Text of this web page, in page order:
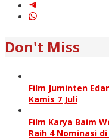
Don't Miss
Film Juminten
Kamis 7 Juli
Film Karya Baim
Raih 4 Nominasi